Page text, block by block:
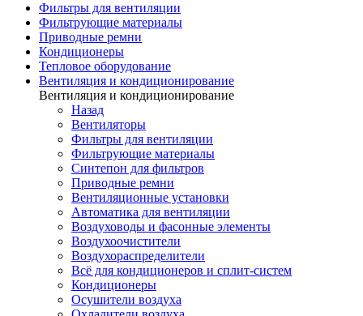
Фильтры для вентиляции
Фильтрующие материалы
Приводные ремни
Кондиционеры
Тепловое оборудование
Вентиляция и кондиционирование
Вентиляция и кондиционирование
Назад
Вентиляторы
Фильтры для вентиляции
Фильтрующие материалы
Синтепон для фильтров
Приводные ремни
Вентиляционные установки
Автоматика для вентиляции
Воздуховоды и фасонные элементы
Воздухоочистители
Воздухораспределители
Всё для кондиционеров и сплит-систем
Кондиционеры
Осушители воздуха